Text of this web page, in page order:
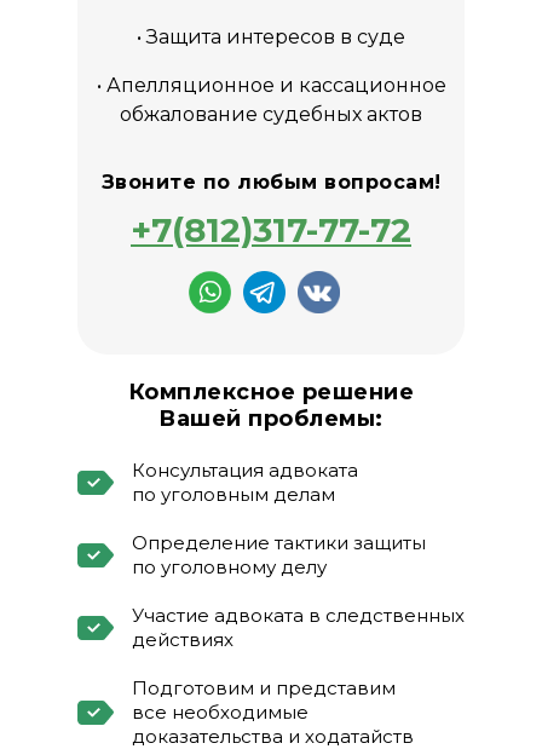
Консультация адвоката
по уголовным делам
Определение тактики защиты
по уголовному делу
Участие адвоката в следственных
действиях
Подготовим и представим
все необходимые
доказательства и ходатайств
• Защита интересов в суде
• Апелляционное и кассационное
обжалование судебных актов
Комплексное решение
Вашей проблемы:
Звоните по любым вопросам!
+7(812)317-77-72